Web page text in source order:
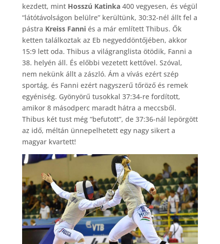
kezdett, mint Hosszú Katinka400 vegyesen, és végül
“látótávolságon belülre” kerültünk, 30:32-nél állt fel a
pástra Kreiss Fanniés a már említett Thibus. Ők
ketten találkoztak az Eb negyeddöntőjében, akkor
15:9 lett oda. Thibus a világranglista ötödik, Fanni a
38. helyén áll. És előbbi vezetett kettővel. Szóval,
nem nekünk állt a zászló. Ám a vívás ezért szép
sportág, és Fanni ezért nagyszerű tőröző és remek
egyéniség. Gyönyörű tusokkal 37:34-re fordított,
amikor 8 másodperc maradt hátra a meccsből.
Thibus két tust még “befutott”, de 37:36-nál lepörgött
az idő, méltán ünnepelhetett egy nagy sikert a
magyar kvartett!